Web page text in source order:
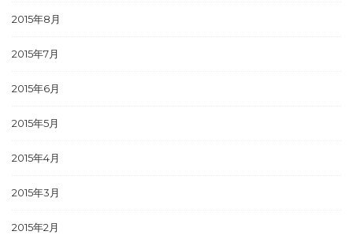
2015年8月
2015年7月
2015年6月
2015年5月
2015年4月
2015年3月
2015年2月